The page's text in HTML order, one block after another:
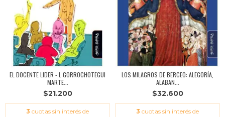
EL DOCENTE LIDER - L GORROCHOTEGUI
MARTE...
$21.200
3 cuotas sin interés de
LOS MILAGROS DE BERCEO: ALEGORÍA,
ALABAN...
$32.600
3 cuotas sin interés de